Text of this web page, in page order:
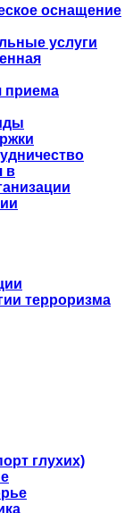
оснащение
услуги
приема
в
терроризма
глухих)